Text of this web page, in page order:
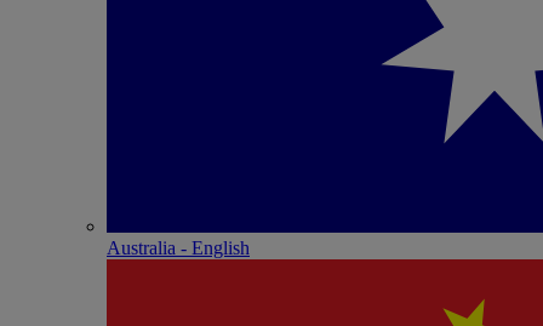
Australia - English